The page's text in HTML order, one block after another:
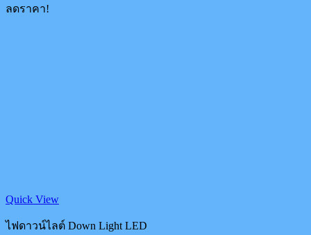
ลดราคา!
Quick View
ไฟดาวน์ไลต์ Down Light LED